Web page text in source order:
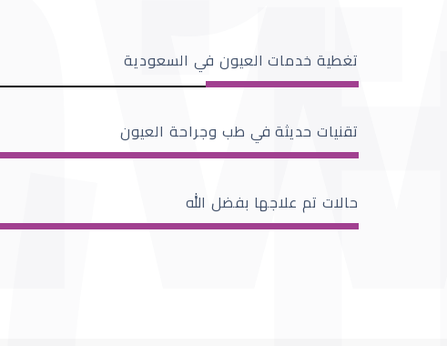
تغطية خدمات العيون في السعودية
تقنيات حديثة في طب وجراحة العيون
حالات تم علاجها بفضل الله